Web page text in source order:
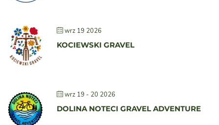
wrz 19 2026
KOCIEWSKI GRAVEL
wrz 19 - 20 2026
DOLINA NOTECI GRAVEL ADVENTURE